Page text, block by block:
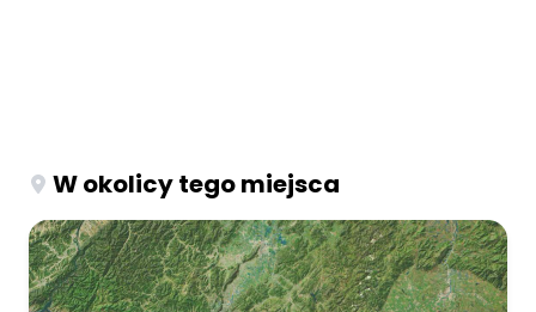
W okolicy tego miejsca